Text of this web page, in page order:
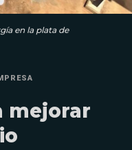
en la plata de
mejorar